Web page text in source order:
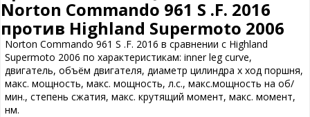
Norton Commando 961 S .F. 2016
против Highland Supermoto 2006
Norton Commando 961 S .F. 2016 в сравнении с Highland
Supermoto 2006 по характеристикам: inner leg curve,
двигатель, объём двигателя, диаметр цилиндра х ход поршня,
макс. мощность, макс. мощность, л.с., макс.мощность на об/
мин., степень сжатия, макс. крутящий момент, макс. момент,
нм.